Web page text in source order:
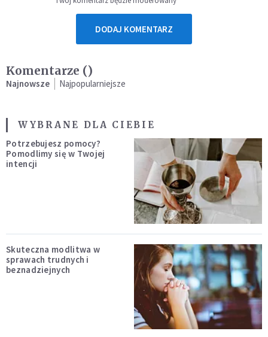
DODAJ KOMENTARZ
Komentarze ()
Najnowsze Najpopularniejsze
WYBRANE DLA CIEBIE
Potrzebujesz pomocy?
Pomodlimy się w Twojej
intencji
Skuteczna modlitwa w
sprawach trudnych i
beznadziejnych